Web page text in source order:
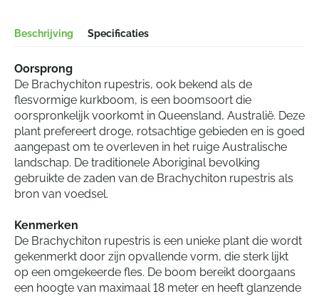
Beschrijving Specificaties
Oorsprong
De Brachychiton rupestris, ook bekend als de
flesvormige kurkboom, is een boomsoort die
oorspronkelijk voorkomt in Queensland, Australië. Deze
plant prefereert droge, rotsachtige gebieden en is goed
aangepast om te overleven in het ruige Australische
landschap. De traditionele Aboriginal bevolking
gebruikte de zaden van de Brachychiton rupestris als
bron van voedsel.
Kenmerken
De Brachychiton rupestris is een unieke plant die wordt
gekenmerkt door zijn opvallende vorm, die sterk lijkt
op een omgekeerde fles. De boom bereikt doorgaans
een hoogte van maximaal 18 meter en heeft glanzende